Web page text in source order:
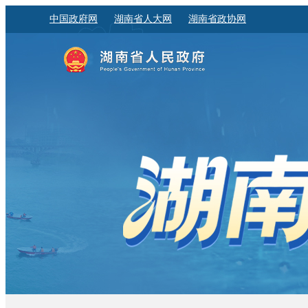
中国政府网 湖南省人大网 湖南省政协网